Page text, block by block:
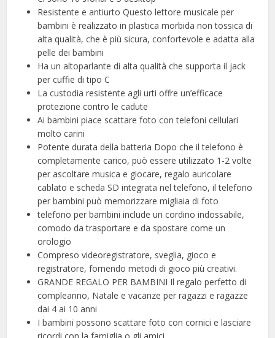
Resistente e antiurto Questo lettore musicale per
bambini è realizzato in plastica morbida non tossica di
alta qualità, che è più sicura, confortevole e adatta alla
pelle dei bambini
Ha un altoparlante di alta qualità che supporta il jack
per cuffie di tipo C
La custodia resistente agli urti offre un’efficace
protezione contro le cadute
Ai bambini piace scattare foto con telefoni cellulari
molto carini
Potente durata della batteria Dopo che il telefono è
completamente carico, può essere utilizzato 1-2 volte
per ascoltare musica e giocare, regalo auricolare
cablato e scheda SD integrata nel telefono, il telefono
per bambini può memorizzare migliaia di foto
telefono per bambini include un cordino indossabile,
comodo da trasportare e da spostare come un
orologio
Compreso videoregistratore, sveglia, gioco e
registratore, fornendo metodi di gioco più creativi.
GRANDE REGALO PER BAMBINI Il regalo perfetto di
compleanno, Natale e vacanze per ragazzi e ragazze
dai 4 ai 10 anni
I bambini possono scattare foto con cornici e lasciare
ricordi con la famiglia o gli amici